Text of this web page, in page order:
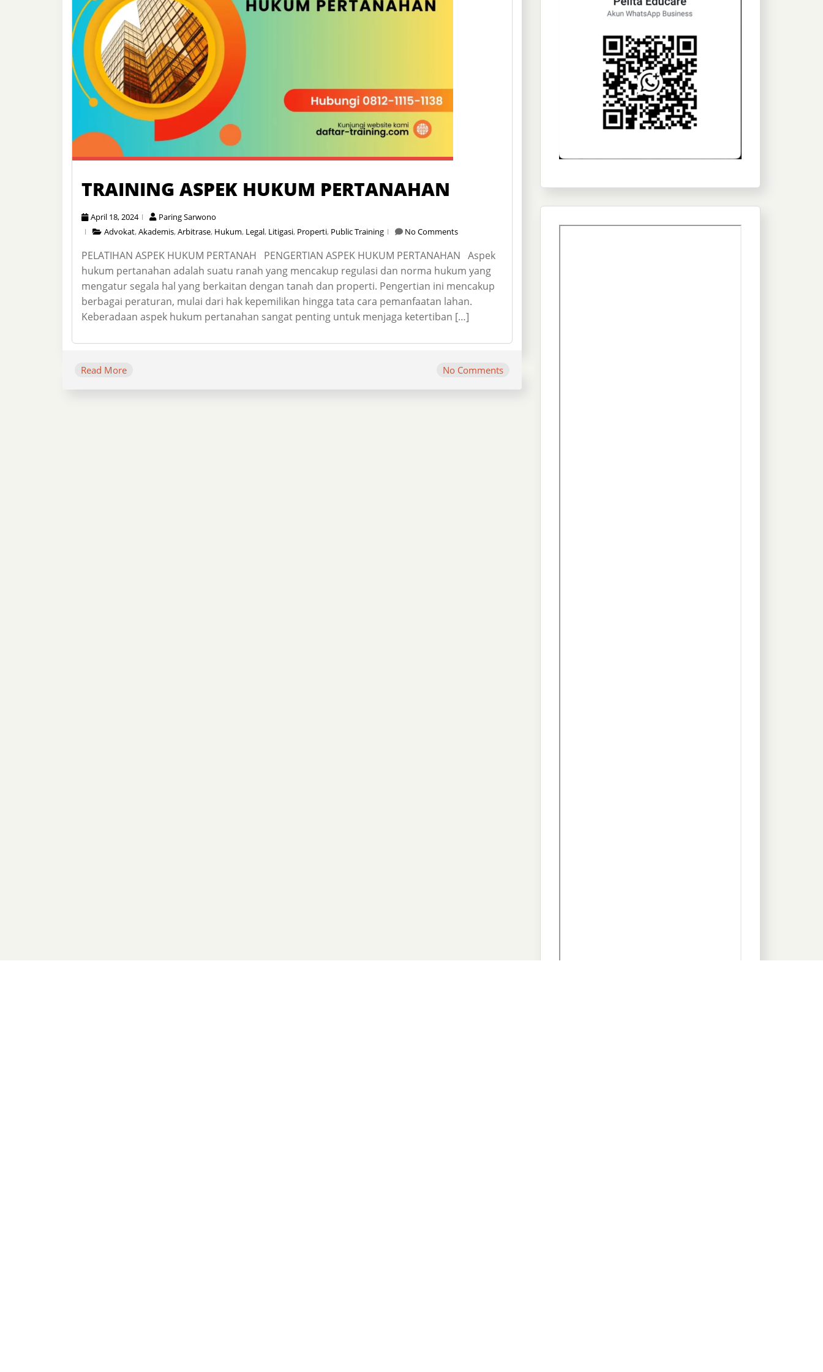
TRAINING ASPEK HUKUM PERTANAHAN
April 18, 2024
Paring Sarwono
Advokat,Akademis,Arbitrase, Hukum, Legal, Litigasi, Properti, Public Training No Comments
PELATIHAN ASPEK HUKUM PERTANAH PENGERTIAN ASPEK HUKUM PERTANAHAN Aspek
hukum pertanahan adalah suatu ranah yang mencakup regulasi dan norma hukum yang
mengatur segala hal yang berkaitan dengan tanah dan properti. Pengertian ini mencakup
berbagai peraturan, mulai dari hak kepemilikan hingga tata cara pemanfaatan lahan.
Keberadaan aspek hukum pertanahan sangat penting untuk menjaga ketertiban […]
Read More No Comments